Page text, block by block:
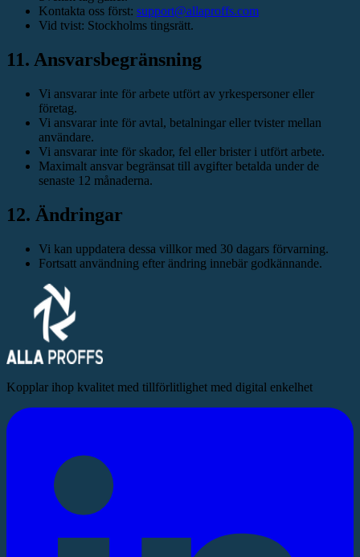
Kontakta oss först: support@allaproffs.com
Vid tvist: Stockholms tingsrätt.
11. Ansvarsbegränsning
Vi ansvarar inte för arbete utfört av yrkespersoner eller
företag.
Vi ansvarar inte för avtal, betalningar eller tvister mellan
användare.
Vi ansvarar inte för skador, fel eller brister i utfört arbete.
Maximalt ansvar begränsat till avgifter betalda under de
senaste 12 månaderna.
12. Ändringar
Vi kan uppdatera dessa villkor med 30 dagars förvarning.
Fortsatt användning efter ändring innebär godkännande.
Kopplar ihop kvalitet med tillförlitlighet med digital enkelhet